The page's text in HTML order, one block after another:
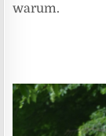
warum.